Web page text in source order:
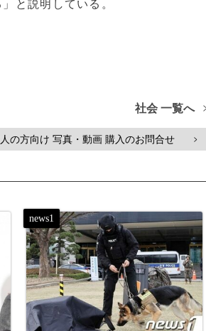
と説明している。
社会 一覧へ
の方向け 写真・動画 購入のお問合せ >